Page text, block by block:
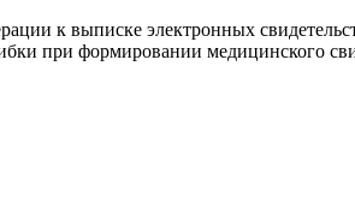
к выписке электронных
при формировании медицинского